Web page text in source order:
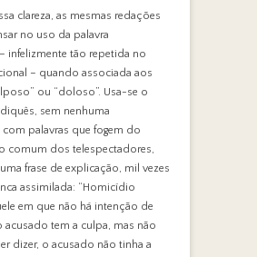
clareza, as mesmas redações
no uso da palavra
infelizmente tão repetida no
– quando associada aos
ou “doloso”. Usa-se o
sem nenhuma
com palavras que fogem do
comum dos telespectadores,
frase de explicação, mil vezes
assimilada: “Homicídio
em que não há intenção de
acusado tem a culpa, mas não
dizer, o acusado não tinha a